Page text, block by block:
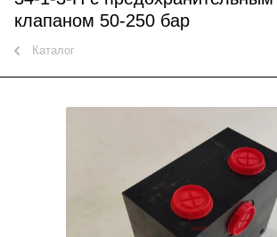
клапаном 50-250 бар
Каталог